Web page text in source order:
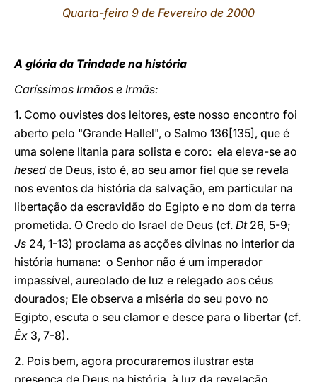
LATINE
Quarta-feira 9 de Fevereiro de 2000
A glória da Trindade na história
Caríssimos Irmãos e Irmãs:
1. Como ouvistes dos leitores, este nosso encontro foi
aberto pelo "Grande Hallel", o Salmo 136[135], que é
uma solene litania para solista e coro: ela eleva-se ao
hesed de Deus, isto é, ao seu amor fiel que se revela
nos eventos da história da salvação, em particular na
libertação da escravidão do Egipto e no dom da terra
prometida. O Credo do Israel de Deus (cf. Dt26, 5-9;
Js 24, 1-13) proclama as acções divinas no interior da
história humana: o Senhor não é um imperador
impassível, aureolado de luz e relegado aos céus
dourados; Ele observa a miséria do seu povo no
Egipto, escuta o seu clamor e desce para o libertar (cf.
Êx 3, 7-8).
2. Pois bem, agora procuraremos ilustrar esta
presença de Deus na história, à luz da revelação